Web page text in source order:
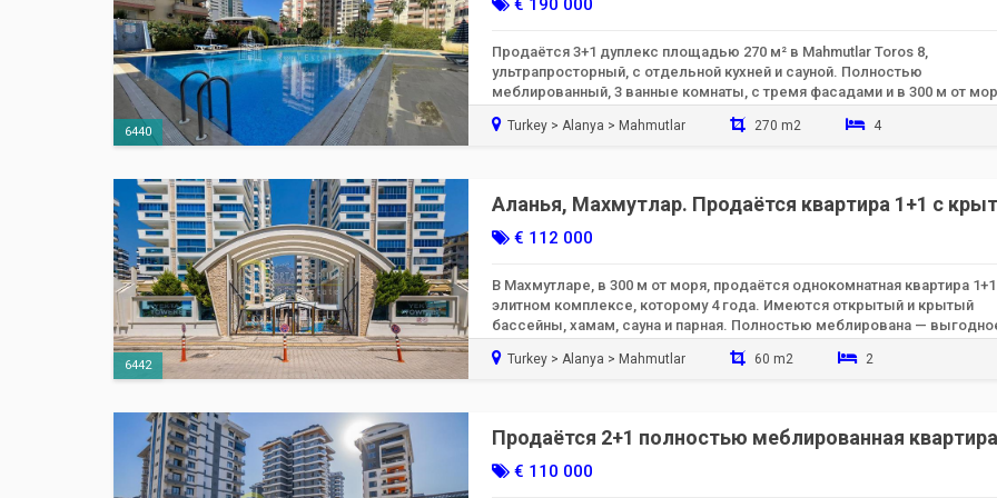
6440
€ 190 000
Продаётся 3+1 дуплекс площадью 270 м² в Mahmutlar Toros 8,
ультрапросторный, с отдельной кухней и сауной. Полностью
меблированный, 3 ванные комнаты, с тремя фасадами и в 300 м от
Turkey > Alanya > Mahmutlar 270 m2 4
6442
Аланья, Махмутлар. Продаётся квартира 1+1 с
бассейном и в 300 м от моря.
€ 112 000
В Махмутларе, в 300 м от моря, продаётся однокомнатная квартира
элитном комплексе, которому 4 года. Имеются открытый и крытый
бассейны, хамам, сауна и парная. Полностью меблирована —
Turkey > Alanya > Mahmutlar 60 m2 2
Продаётся 2+1 полностью меблированная
Махмутларе Аланьи, в жилом комплексе с
€ 110 000